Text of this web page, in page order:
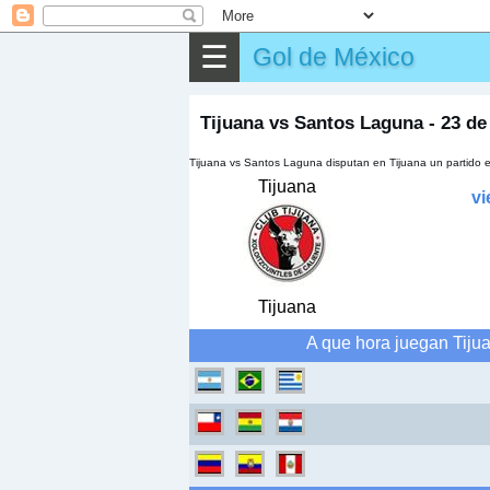
☰ Gol de México
Tijuana vs Santos Laguna - 23
Tijuana vs Santos Laguna disputan en Tijuana un partido
Tijuana
Tijuana
A que hora juegan
▶ Partidos
✎ Otros